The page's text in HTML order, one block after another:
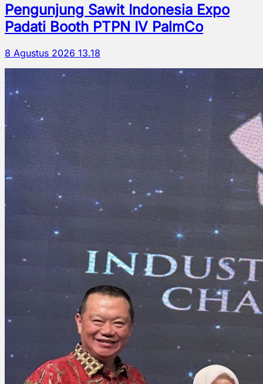
Pengunjung Sawit Indonesia Expo
Padati Booth PTPN IV PalmCo
8 Agustus 2026 13.18